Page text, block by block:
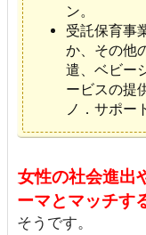
ン。
受託保育事
か、その他
遣、ベビー
ービスの提
ノ．サポー
女性の社会進出
ーマとマッチす
そうです。